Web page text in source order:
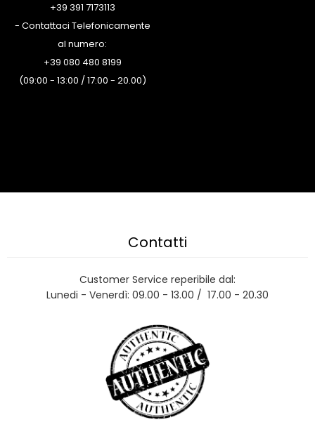
+39 391 7173113
- Contattaci Telefonicamente
al numero:
+39 080 480 8199
(09:00 - 13:00 / 17:00 - 20.00)
Contatti
Customer Service reperibile dal:
Lunedi - Venerdì: 09.00 - 13.00 / 17.00 - 20.30